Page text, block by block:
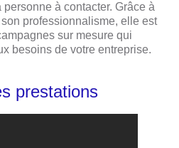
à contacter. Grâce à
professionnalisme, elle est
sur mesure qui
besoins de votre entreprise.
prestations